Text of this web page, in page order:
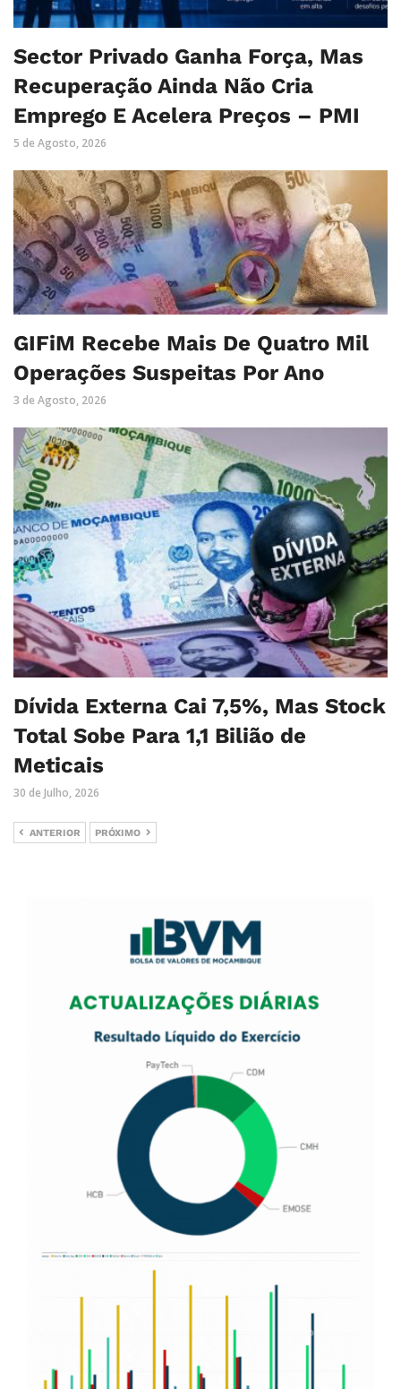
Sector Privado Ganha Força, Mas
Recuperação Ainda Não Cria
Emprego E Acelera Preços – PMI
5 de Agosto, 2026
GIFiM Recebe Mais De Quatro Mil
Operações Suspeitas Por Ano
3 de Agosto, 2026
Dívida Externa Cai 7,5%, Mas Stock
Total Sobe Para 1,1 Bilião de
Meticais
30 de Julho, 2026
ANTERIOR PRÓXIMO